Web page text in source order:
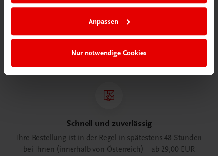
Anpassen
Nur notwendige Cookies
Österreich/Austria
Tel.: +43 732 778241
WhatsApp:+43 664 88 58 69 41
mehr erfahren
Schnell und zuverlässig
Ihre Bestellung ist in der Regel in spätestens 48 Stunden
bei Ihnen (innerhalb von Österreich) – ab 29,00 EUR